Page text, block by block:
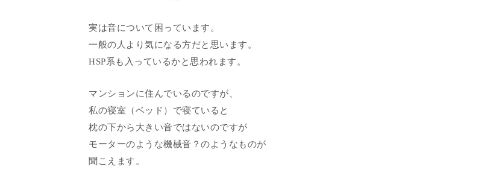
実は音について困っています。
一般の人より気になる方だと思います。
HSP系も入っているかと思われます。
マンションに住んでいるのですが、
私の寝室（ベッド）で寝ていると
枕の下から大きい音ではないのですが
モーターのような機械音？のようなものが
聞こえます。